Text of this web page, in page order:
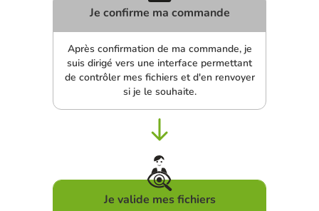
Je confirme ma commande
Après confirmation de ma commande, je
suis dirigé vers une interface permettant
de contrôler mes fichiers et d'en renvoyer
si je le souhaite.
Je valide mes fichiers